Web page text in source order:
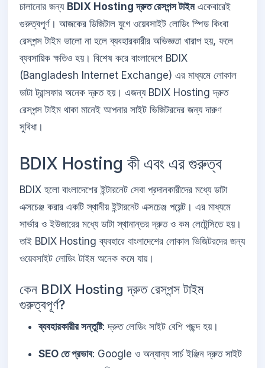
চালানোর জন্য BDIX Hosting দ্রুত রেসপন্স টাইমএকেবারেই
গুরুত্বপূর্ণ। আজকের ডিজিটাল যুগে ওয়েবসাইট লোডিং স্পিড কিংবা
রেসপন্স টাইম ভালো না হলে ব্যবহারকারীর অভিজ্ঞতা খারাপ হয়, ফলে
ব্যবসায়িক ক্ষতিও হয়। বিশেষ করে বাংলাদেশে BDIX
(Bangladesh Internet Exchange) এর মাধ্যমে লোকাল
ডাটা ট্রান্সফার অনেক দ্রুত হয়। এজন্য BDIX Hosting দ্রুত
রেসপন্স টাইম থাকা মানেই আপনার সাইট ভিজিটরদের জন্য দারুণ
সুবিধা।
BDIX Hosting কী এবং এর গুরুত্ব
BDIX হলো বাংলাদেশের ইন্টারনেট সেবা প্রদানকারীদের মধ্যে ডাটা
এক্সচেঞ্জ করার একটি স্থানীয় ইন্টারনেট এক্সচেঞ্জ পয়েন্ট। এর মাধ্যমে
সার্ভার ও ইউজারের মধ্যে ডাটা স্থানান্তর দ্রুত ও কম লেটেন্সিতে হয়।
তাই BDIX Hosting ব্যবহারে বাংলাদেশের লোকাল ভিজিটরদের জন্য
ওয়েবসাইট লোডিং টাইম অনেক কমে যায়।
কেন BDIX Hosting দ্রুত রেসপন্স টাইম
গুরুত্বপূর্ণ?
ব্যবহারকারীর সন্তুষ্টি: দ্রুত লোডিং সাইট বেশি পছন্দ হয়।
SEO তে প্রভাব: Google ও অন্যান্য সার্চ ইঞ্জিন দ্রুত সাইট